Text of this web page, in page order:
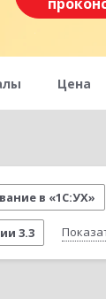
Цена
в «1С:УХ»
3.3